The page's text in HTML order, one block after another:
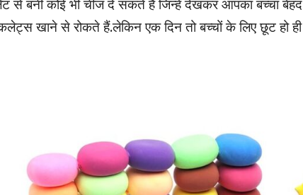
से बनी कोई भी चीज दे सकते हैं जिन्हें देखकर आपका बच्चा बेहद
खाने से रोकते हैं.लेकिन एक दिन तो बच्चों के लिए छूट हो ही